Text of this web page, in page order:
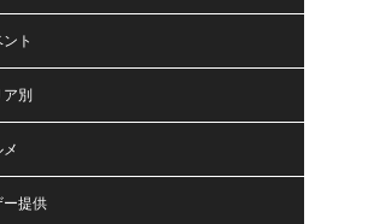
ト
別
ー提供